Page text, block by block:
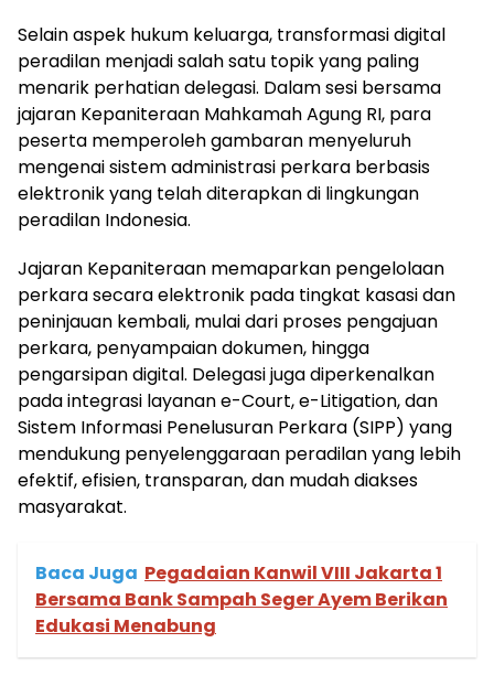
Selain aspek hukum keluarga, transformasi digital
peradilan menjadi salah satu topik yang paling
menarik perhatian delegasi. Dalam sesi bersama
jajaran Kepaniteraan Mahkamah Agung RI, para
peserta memperoleh gambaran menyeluruh
mengenai sistem administrasi perkara berbasis
elektronik yang telah diterapkan di lingkungan
peradilan Indonesia.
Jajaran Kepaniteraan memaparkan pengelolaan
perkara secara elektronik pada tingkat kasasi dan
peninjauan kembali, mulai dari proses pengajuan
perkara, penyampaian dokumen, hingga
pengarsipan digital. Delegasi juga diperkenalkan
pada integrasi layanan e-Court, e-Litigation, dan
Sistem Informasi Penelusuran Perkara (SIPP) yang
mendukung penyelenggaraan peradilan yang lebih
efektif, efisien, transparan, dan mudah diakses
masyarakat.
Baca Juga Pegadaian Kanwil VIII Jakarta 1
Bersama Bank Sampah Seger Ayem Berikan
Edukasi Menabung